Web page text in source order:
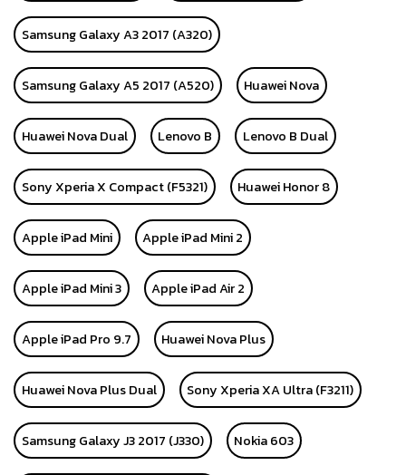
Samsung Galaxy A3 2017 (A320)
Samsung Galaxy A5 2017 (A520) Huawei Nova
Huawei Nova Dual Lenovo B Lenovo B Dual
Sony Xperia X Compact (F5321) Huawei Honor 8
Apple iPad Mini Apple iPad Mini 2
Apple iPad Mini 3 Apple iPad Air 2
Apple iPad Pro 9.7 Huawei Nova Plus
Huawei Nova Plus Dual Sony Xperia XA Ultra (F3211)
Samsung Galaxy J3 2017 (J330) Nokia 603